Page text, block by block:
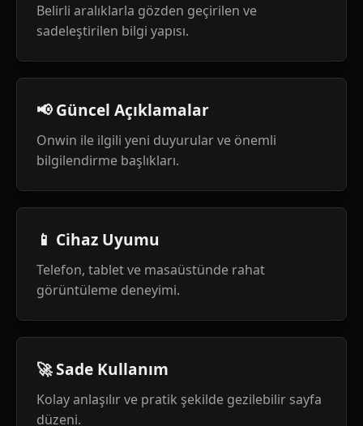
Belirli aralıklarla gözden geçirilen ve
sadeleştirilen bilgi yapısı.
📢 Güncel Açıklamalar
Onwin ile ilgili yeni duyurular ve önemli
bilgilendirme başlıkları.
📱 Cihaz Uyumu
Telefon, tablet ve masaüstünde rahat
görüntüleme deneyimi.
🚀 Sade Kullanım
Kolay anlaşılır ve pratik şekilde gezilebilir sayfa
düzeni.